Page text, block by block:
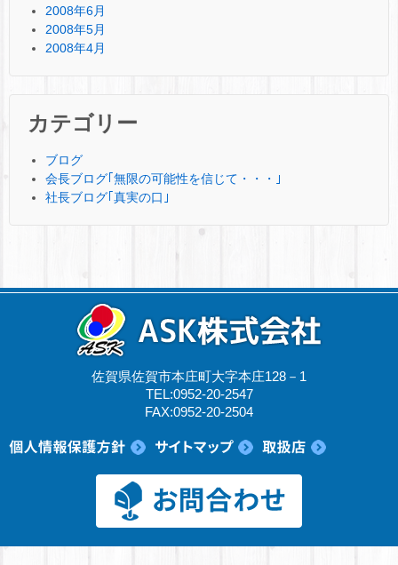
2008年6月
2008年5月
2008年4月
カテゴリー
ブログ
会長ブログ｢無限の可能性を信じて・・・｣
社長ブログ｢真実の口｣
佐賀県佐賀市本庄町大字本庄128－1
TEL:0952-20-2547
FAX:0952-20-2504